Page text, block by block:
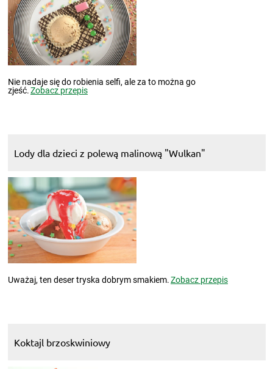
Nie nadaje się do robienia selfi, ale za to można go
zjeść.Zobacz przepis
Lody dla dzieci z polewą malinową "Wulkan"
Uważaj, ten deser tryska dobrym smakiem.Zobacz przepis
Koktajl brzoskwiniowy